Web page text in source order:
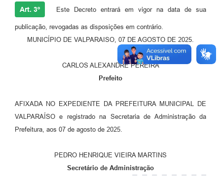
Art. 3º Este Decreto entrará em vigor na data de sua
publicação, revogadas as disposições em contrário.
MUNICÍPIO DE VALPARAISO, 07 DE AGOSTO DE 2025.
CARLOS ALEXANDRE PEREIRA
Prefeito
AFIXADA NO EXPEDIENTE DA PREFEITURA MUNICIPAL DE
VALPARAÍSO e registrado na Secretaria de Administração da
Prefeitura, aos 07 de agosto de 2025.
PEDRO HENRIQUE VIEIRA MARTINS
Secretário de Administração